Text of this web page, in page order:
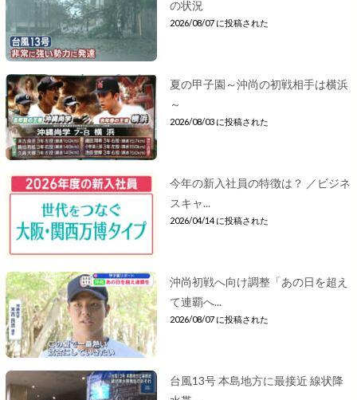
の状況
2026/08/07 に投稿された
夏の甲子園～沖尚の初戦相手は横浜
～
2026/08/03 に投稿された
今年の新入社員の特徴は？ ／ビジネ
スキャ...
2026/04/14 に投稿された
沖尚初戦へ向け調整「あの日を超え
て連覇へ...
2026/08/07 に投稿された
台風13号 本島地方に最接近 線状降